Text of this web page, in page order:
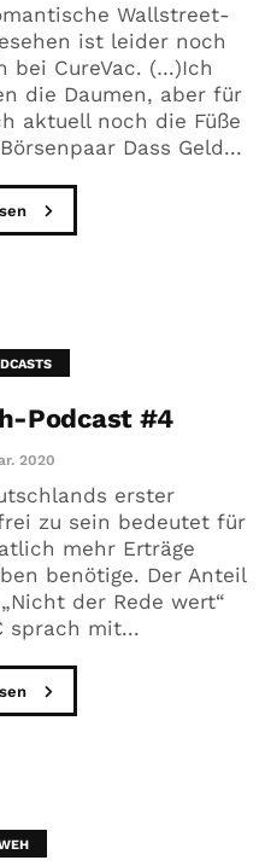
Wallstreet-
ist leider noch
bei CureVac. (…)Ich
die Daumen, aber für
aktuell noch die Füße
Dass Geld...
Podcast #4
2020
erster
zu sein bedeutet für
mehr Erträge
benötige. Der Anteil
der Rede wert“
sprach mit...